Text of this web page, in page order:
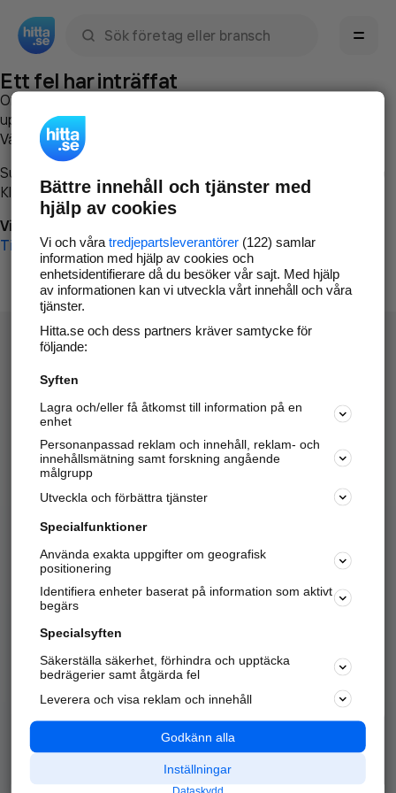
Ett fel har inträffat
Om du vill kan du
uppstod så att vi lättare och snabbare kan avhjälpa det.
Vänligen försök med följande:
Surfa till
Klicka påTillbaka-knappen i webbläsaren och försök igen
Vi beklagar besväret!
Till startsidan
Hitta.se - Gratis nummerupplysning.
Sök företag, personer och platser.
Hitta telefonnummer, adresser, företagsinfo mm.
Marknadsför företaget
Kom igång och annonsera mot
samarbetspartners nära dig.
Alla kategorier
Populära sökningar
API & Kartor
Annonsera
Integritet
Nödnummer
Bättre innehåll och tjänster med
hjälp av cookies
Vi och våra tredjepartsleverantörer(122) samlar
information med hjälp av cookies och
enhetsidentifierare då du besöker vår sajt. Med hjälp
av informationen kan vi utveckla vårt innehåll och våra
tjänster.
Hitta.se och dess partners kräver samtycke för
följande:
Syften
Lagra och/eller få åtkomst till information på en
enhet
Personanpassad reklam och innehåll, reklam- och
innehållsmätning samt forskning angående
målgrupp
Utveckla och förbättra tjänster
Specialfunktioner
Använda exakta uppgifter om geografisk
positionering
Identifiera enheter baserat på information som aktivt
begärs
Specialsyften
Säkerställa säkerhet, förhindra och upptäcka
bedrägerier samt åtgärda fel
Leverera och visa reklam och innehåll
Godkänn alla
Inställningar
Dataskydd